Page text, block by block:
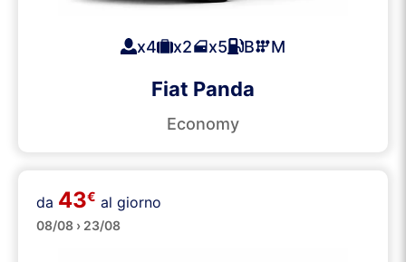
x4 x2 x5 B M
Fiat Panda
Economy
Medie
da 43€ al giorno
08/08 › 23/08